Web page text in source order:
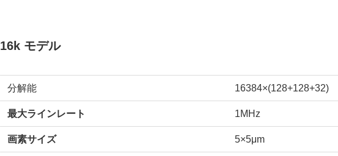
16k モデル
分解能 16384×(128+128+32)
最大ラインレート 1MHz
画素サイズ 5×5μm